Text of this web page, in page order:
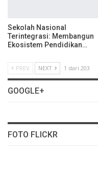
Sekolah Nasional
Terintegrasi: Membangun
Ekosistem Pendidikan…
PREV NEXT 1 dari 203
GOOGLE+
FOTO FLICKR